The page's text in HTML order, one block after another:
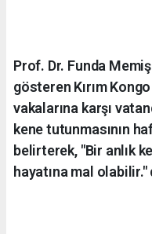
Prof. Dr. Funda
gösteren Kırım
vakalarına karşı
kene tutunmasının
belirterek, "Bir anlık
hayatına mal olabilir."